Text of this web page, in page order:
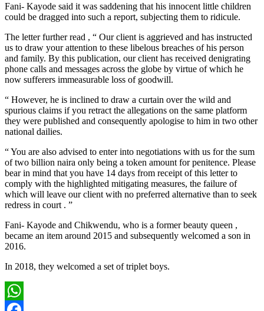
Fani- Kayode said it was saddening that his innocent little children
could be dragged into such a report, subjecting them to ridicule.
The letter further read , “ Our client is aggrieved and has instructed
us to draw your attention to these libelous breaches of his person
and family. By this publication, our client has received denigrating
phone calls and messages across the globe by virtue of which he
now sufferers immeasurable loss of goodwill.
“ However, he is inclined to draw a curtain over the wild and
spurious claims if you retract the allegations on the same platform
they were published and consequently apologise to him in two other
national dailies.
“ You are also advised to enter into negotiations with us for the sum
of two billion naira only being a token amount for penitence. Please
bear in mind that you have 14 days from receipt of this letter to
comply with the highlighted mitigating measures, the failure of
which will leave our client with no preferred alternative than to seek
redress in court . ”
Fani- Kayode and Chikwendu, who is a former beauty queen ,
became an item around 2015 and subsequently welcomed a son in
2016.
In 2018, they welcomed a set of triplet boys.